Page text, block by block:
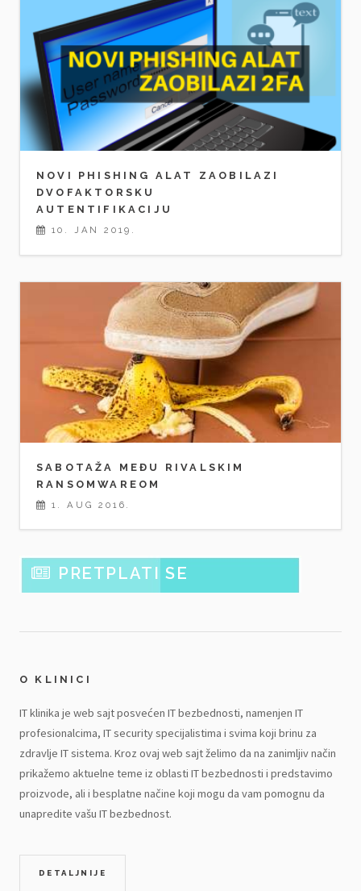
NOVI PHISHING ALAT ZAOBILAZI
DVOFAKTORSKU
AUTENTIFIKACIJU
10. JAN 2019.
SABOTAŽA MEĐU RIVALSKIM
RANSOMWAREOM
1. AUG 2016.
PRETPLATI SE
O KLINICI
IT klinika je web sajt posvećen IT bezbednosti, namenjen IT
profesionalcima, IT security specijalistima i svima koji brinu za
zdravlje IT sistema. Kroz ovaj web sajt želimo da na zanimljiv način
prikažemo aktuelne teme iz oblasti IT bezbednosti i predstavimo
proizvode, ali i besplatne načine koji mogu da vam pomognu da
unapredite vašu IT bezbednost.
DETALJNIJE